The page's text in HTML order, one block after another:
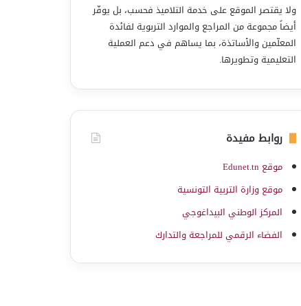
ولا يقتصر الموقع على خدمة التلاميذ فحسب، بل يوفّر
أيضاً مجموعة من المراجع والموارد التربوية لفائدة
المعلّمين والأساتذة، بما يساهم في دعم العملية
التعليمية وتطويرها.
روابط مفيدة
موقع Edunet.tn
موقع وزارة التربية التونسية
المركز الوطني البيداغوجي
الفضاء الرقمي للمراجعة والتدارك